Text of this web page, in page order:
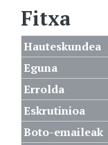
Fitxa
Hauteskundea
Eguna
Errolda
Eskrutinioa
Boto-emaileak